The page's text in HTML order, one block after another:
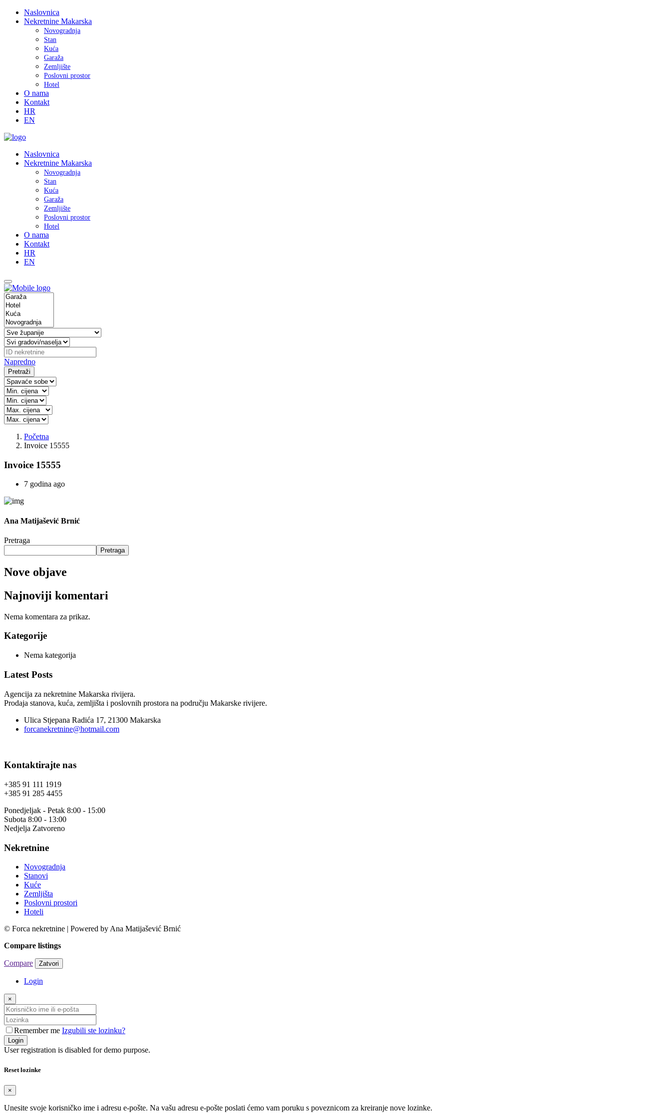
Naslovnica
Nekretnine Makarska
Novogradnja
Stan
Kuća
Garaža
Zemljište
Poslovni prostor
Hotel
O nama
Kontakt
HR
EN
Naslovnica
Nekretnine Makarska
Novogradnja
Stan
Kuća
Garaža
Zemljište
Poslovni prostor
Hotel
O nama
Kontakt
HR
EN
Napredno
Pretraži
Početna
Invoice 15555
Invoice 15555
7 godina ago
Ana Matijašević Brnić
Pretraga
Pretraga
Nove objave
Najnoviji komentari
Nema komentara za prikaz.
Kategorije
Nema kategorija
Latest Posts
Agencija za nekretnine Makarska rivijera.
Prodaja stanova, kuća, zemljišta i poslovnih prostora na području Makarske rivijere.
Ulica Stjepana Radića 17, 21300 Makarska
forcanekretnine@hotmail.com
Kontaktirajte nas
+385 91 111 1919
+385 91 285 4455
Ponedjeljak - Petak 8:00 - 15:00
Subota 8:00 - 13:00
Nedjelja Zatvoreno
Nekretnine
Novogradnja
Stanovi
Kuće
Zemljišta
Poslovni prostori
Hoteli
© Forca nekretnine | Powered by Ana Matijašević Brnić
Compare listings
Compare Zatvori
Login
×
Remember me Izgubili ste lozinku?
Login
User registration is disabled for demo purpose.
Reset lozinke
×
Unesite svoje korisničko ime i adresu e-pošte. Na vašu adresu e-pošte poslati ćemo vam poruku s poveznicom za kreiranje nove lozinke.